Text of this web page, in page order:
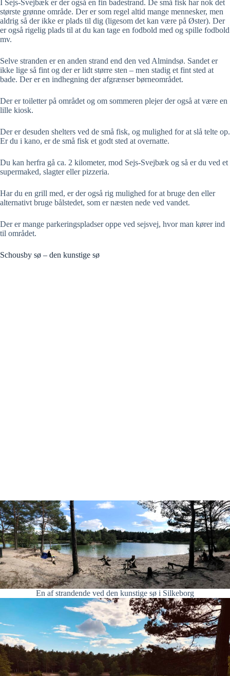
I Sejs-Svejbæk er der også en fin badestrand. De små fisk har nok det
største grønne område. Der er som regel altid mange mennesker, men
aldrig så der ikke er plads til dig (ligesom det kan være på Øster). Der
er også rigelig plads til at du kan tage en fodbold med og spille fodbold
mv.
Selve stranden er en anden strand end den ved Almindsø. Sandet er
ikke lige så fint og der er lidt større sten – men stadig et fint sted at
bade. Der er en indhegning der afgrænser børneområdet.
Der er toiletter på området og om sommeren plejer der også at være en
lille kiosk.
Der er desuden shelters ved de små fisk, og mulighed for at slå telte op.
Er du i kano, er de små fisk et godt sted at overnatte.
Du kan herfra gå ca. 2 kilometer, mod Sejs-Svejbæk og så er du ved et
supermaked, slagter eller pizzeria.
Har du en grill med, er der også rig mulighed for at bruge den eller
alternativt bruge bålstedet, som er næsten nede ved vandet.
Der er mange parkeringspladser oppe ved sejsvej, hvor man kører ind
til området.
Schousby sø – den kunstige sø
En af strandende ved den kunstige sø i Silkeborg